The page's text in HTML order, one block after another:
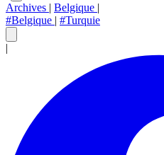
Archives | Belgique |
#Belgique | #Turquie
|